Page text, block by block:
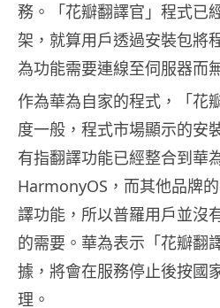
務。「花瓣翻譯官」程式已
架，就算用戶透過安裝包將
為功能需要連線至伺服器而
作為華為自家的程式，「花
度一般，程式市場顯示的安
有指翻譯功能已經整合到華
HarmonyOS，而其他品牌
譯功能，所以普羅用戶並沒
的需要。華為表示「花瓣翻
據，將會在服務停止後按國
理。